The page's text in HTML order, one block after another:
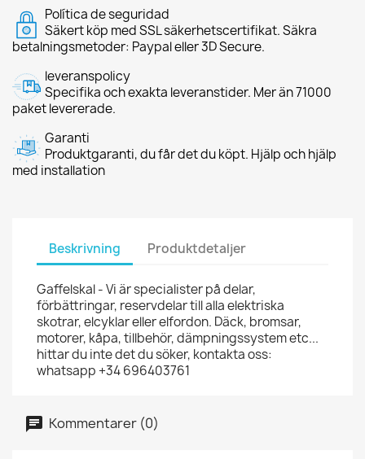
Política de seguridad
Säkert köp med SSL säkerhetscertifikat. Säkra
betalningsmetoder: Paypal eller 3D Secure.
leveranspolicy
Specifika och exakta leveranstider. Mer än 71000
paket levererade.
Garanti
Produktgaranti, du får det du köpt. Hjälp och hjälp
med installation
Beskrivning Produktdetaljer
Gaffelskal - Vi är specialister på delar,
förbättringar, reservdelar till alla elektriska
skotrar, elcyklar eller elfordon. Däck, bromsar,
motorer, kåpa, tillbehör, dämpningssystem etc...
hittar du inte det du söker, kontakta oss:
whatsapp +34 696403761
Kommentarer (0)